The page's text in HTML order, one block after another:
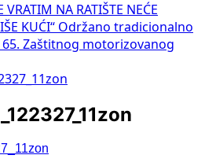
VRATIM NA RATIŠTE NEĆE
KUĆI“ Održano tradicionalno
Zaštitnog motorizovanog